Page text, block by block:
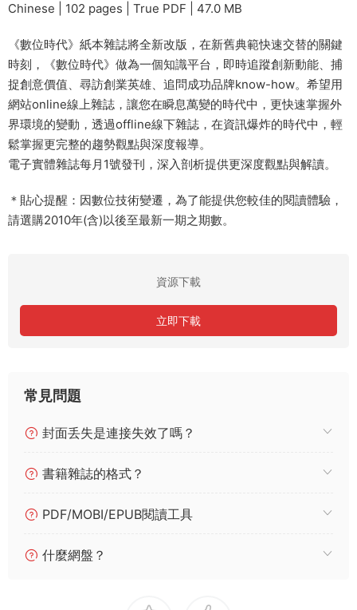
Chinese | 102 pages | True PDF | 47.0 MB
《數位時代》紙本雜誌將全新改版，在新舊典範快速交替的關鍵
時刻，《數位時代》做為一個知識平台，即時追蹤創新動能、捕
捉創意價值、尋訪創業英雄、追問成功品牌know-how。希望用
網站online線上雜誌，讓您在瞬息萬變的時代中，更快速掌握外
界環境的變動，透過offline線下雜誌，在資訊爆炸的時代中，輕
鬆掌握更完整的趨勢觀點與深度報導。
電子實體雜誌每月1號發刊，深入剖析提供更深度觀點與解讀。
＊貼心提醒：因數位技術變遷，為了能提供您較佳的閱讀體驗，
請選購2010年(含)以後至最新一期之期數。
資源下載
立即下載
常見問題
封面丢失是連接失效了嗎？
書籍雜誌的格式？
PDF/MOBI/EPUB閱讀工具
什麼網盤？